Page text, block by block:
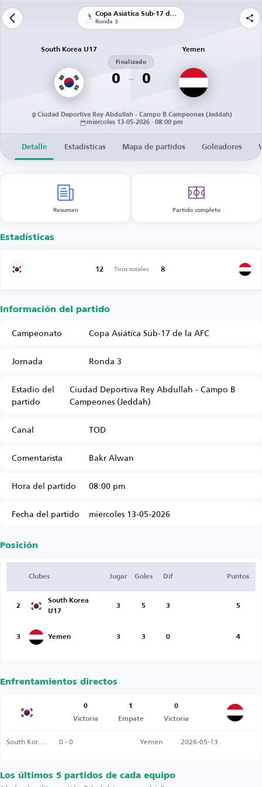
Copa Asiática Sub-17 de la AFC
Ronda 3
South Korea U17
0
Finalizado
0
Yemen
Ciudad Deportiva Rey Abdullah - Campo B Campeones (Jeddah)
miércoles 13-05-2026 · 08:00 pm
Detalle Estadísticas Mapa de partidos Goleadores
Resumen Partido completo
Estadísticas
12 Tiros totales 8
Información del partido
Campeonato
Copa Asiática Sub-17 de la AFC
Jornada
Ronda 3
Estadio del
partido
Ciudad Deportiva Rey Abdullah - Campo B
Campeones (Jeddah)
Canal
TOD
Comentarista
Bakr Alwan
Hora del partido
08:00 pm
Fecha del partido
miércoles 13-05-2026
Posición
Clubes Jugar Goles Dif Puntos
2
South Korea
U17
3 5 3 5
3 Yemen 3 3 0 4
Enfrentamientos directos
0
Victoria
1
Empate
0
Victoria
South Korea U17 0 - 0 Yemen 2026-05-13
Los últimos 5 partidos de cada equipo